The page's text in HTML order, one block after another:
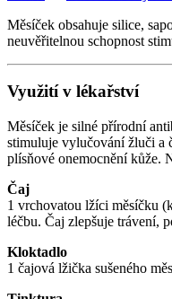
Měsíček obsahuje silice,
neuvěřitelnou schopnost
Využití v lékařství
Měsíček je silné přírodní
stimuluje vylučování žluči a
plísňové onemocnění kůže.
Čaj
1 vrchovatou lžíci měsíčku
léčbu. Čaj zlepšuje trávení,
Kloktadlo
1 čajová lžička sušeného